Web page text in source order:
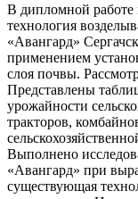
В дипломной работе
технология
«Авангард»
применением
слоя почвы.
Представлены
урожайности
тракторов,
Выполнено
«Авангард» при
существующая